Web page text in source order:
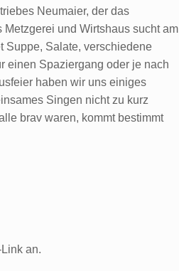
Neumaier, der das
und Wirtshaus sucht am
Suppe, Salate, verschiedene
einen Spaziergang oder je nach
haben wir uns einiges
Singen nicht zu kurz
brav waren, kommt bestimmt
an.